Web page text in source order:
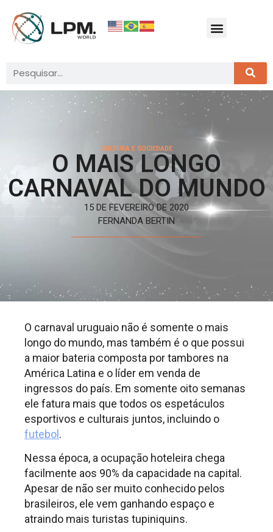
CULTURA E SOCIEDADE
O MAIS LONGO
CARNAVAL DO MUNDO
15 DE FEVEREIRO DE 2020
FERNANDA BERTIN
O carnaval uruguaio não é somente o mais
longo do mundo, mas também é o que possui
a maior bateria composta por tambores na
América Latina e o líder em venda de
ingressos do país. Em somente oito semanas
ele fatura mais que todos os espetáculos
esportivos e culturais juntos, incluindo o
futebol.
Nessa época, a ocupação hoteleira chega
facilmente aos 90% da capacidade na capital.
Apesar de não ser muito conhecido pelos
brasileiros, ele vem ganhando espaço e
atraindo mais turistas tupiniquins.